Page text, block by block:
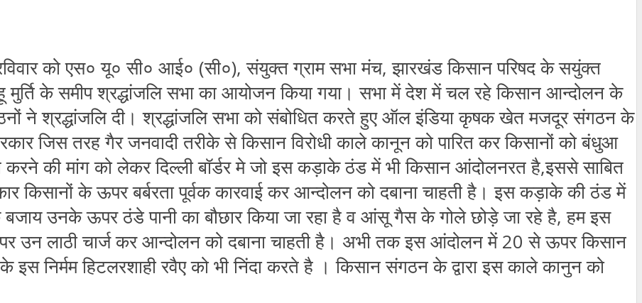
को एस० यू० सी० आई० (सी०), संयुक्त ग्राम सभा मंच, झारखंड किसान परिषद के सयुंक्त
मुर्ति के समीप श्रद्धांजलि सभा का आयोजन किया गया। सभा में देश में चल रहे किसान आन्दोलन के
ने श्रद्धांजलि दी। श्रद्धांजलि सभा को संबोधित करते हुए ऑल इंडिया कृषक खेत मजदूर संगठन के
जिस तरह गैर जनवादी तरीके से किसान विरोधी काले कानून को पारित कर किसानों को बंधुआ
करने की मांग को लेकर दिल्ली बॉर्डर मे जो इस कड़ाके ठंड में भी किसान आंदोलनरत है,इससे साबित
के ऊपर बर्बरता पूर्वक कारवाई कर आन्दोलन को दबाना चाहती है। इस कड़ाके की ठंड में
बजाय उनके ऊपर ठंडे पानी का बौछार किया जा रहा है व आंसू गैस के गोले छोड़े जा रहे है, हम इस
पर उन लाठी चार्ज कर आन्दोलन को दबाना चाहती है। अभी तक इस आंदोलन में 20 से ऊपर किसान
निर्मम हिटलरशाही रवैए को भी निंदा करते है । किसान संगठन के द्वारा इस काले कानुन को